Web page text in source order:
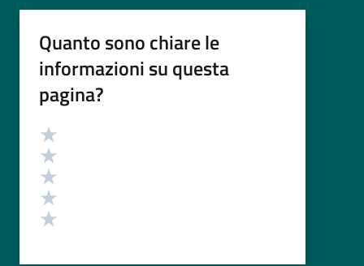
Quanto sono chiare le
informazioni su questa
pagina?
Valutazione